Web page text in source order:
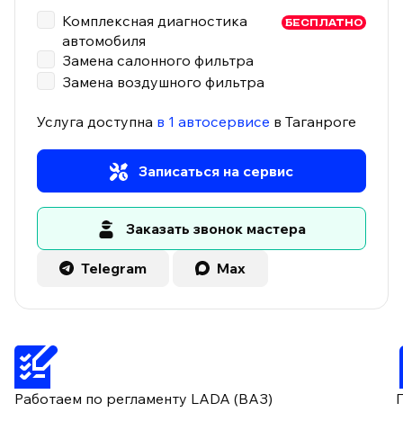
БЕСПЛАТНО
Комплексная диагностика
автомобиля
Замена салонного фильтра
Замена воздушного фильтра
Услуга доступна в 1 автосервисе в Таганроге
Записаться на сервис
Заказать звонок мастера
Telegram Max
Работаем по регламенту LADA (ВАЗ)